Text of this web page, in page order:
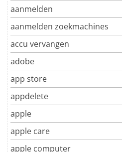
aanmelden
aanmelden zoekmachines
accu vervangen
adobe
app store
appdelete
apple
apple care
apple computer